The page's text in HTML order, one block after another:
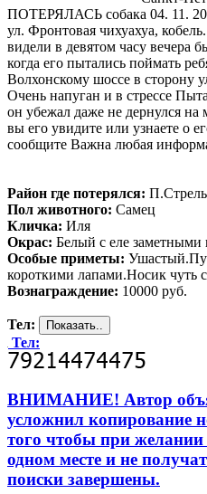
ПОТЕРЯЛАСЬ собака 04. 11.
ул. Фронтовая чихуахуа,
видели в девятом часу вечера
когда его пытались поймать
Волхонскому шоссе в сторону
Очень напуган и в стрессе
он убежал даже не дернулся на
вы его увидите или узнаете о
сообщите Важна любая
Район где потерялся:
Пол животного: Самец
Кличка: Иля
Окрас: Белый с еле
Особые приметы:
короткими лапами.Носик чуть
Вознаграждение: 10000 руб.
Тел:
Тел:
ВНИМАНИЕ! Автор
усложнил копирование
того чтобы при желании
одном месте и не
поиски завершены.